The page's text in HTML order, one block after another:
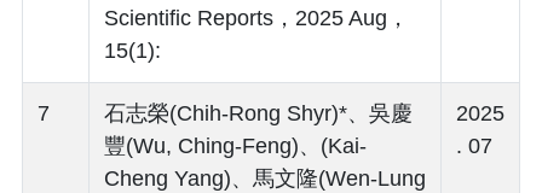
Scientific Reports，2025 Aug，
15(1):
7
石志榮(Chih-Rong Shyr)*、吳慶
豐(Wu, Ching-Feng)、(Kai-
Cheng Yang)、馬文隆(Wen-Lung
2025
. 07